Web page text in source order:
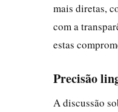
mais diretas,
com a
estas
Precisão
A discussão